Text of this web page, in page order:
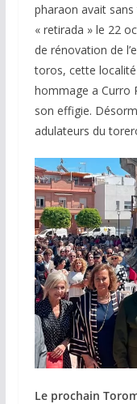
pharaon avait
« retirada » le 22
de rénovation de
toros, cette
hommage a Curro
son effigie.
adulateurs du
Le prochain